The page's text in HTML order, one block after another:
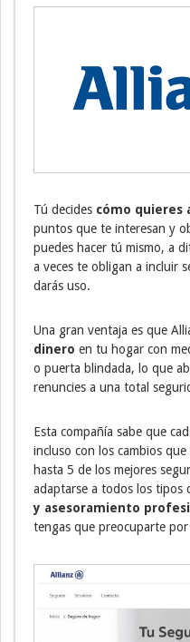
Tú decides cómo quieres
puntos que te interesan y
puedes hacer tú mismo, a
a veces te obligan a incluir
darás uso.
Una gran ventaja es que
dinero en tu hogar con
o puerta blindada, lo que
renuncies a una total
Esta compañía sabe que
incluso con los cambios
hasta 5 de los mejores
adaptarse a todos los tipos
y asesoramiento
tengas que preocuparte por